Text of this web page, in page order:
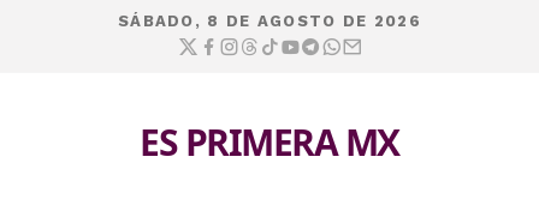
SÁBADO, 8 DE AGOSTO DE 2026
ES PRIMERA MX